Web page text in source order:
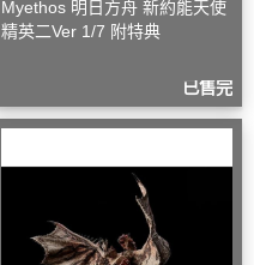
Myethos 明日方舟 新約能天使
精英二Ver 1/7 附特典
已售完